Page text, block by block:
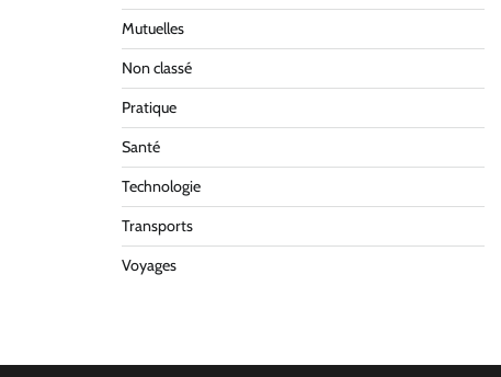
Mutuelles
Non classé
Pratique
Santé
Technologie
Transports
Voyages